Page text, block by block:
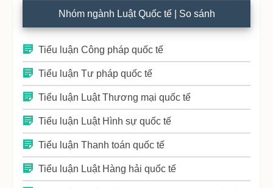
Nhóm ngành Luật Quốc tế | So sánh
Tiểu luận Công pháp quốc tế
Tiểu luận Tư pháp quốc tế
Tiểu luận Luật Thương mại quốc tế
Tiểu luận Luật Hình sự quốc tế
Tiểu luận Thanh toán quốc tế
Tiểu luận Luật Hàng hải quốc tế